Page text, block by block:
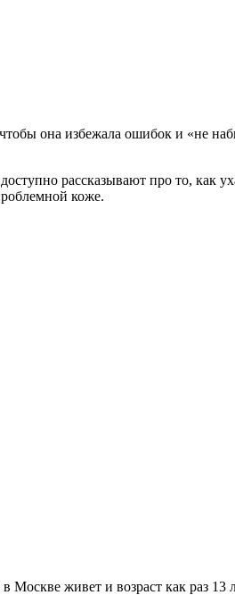
она избежала ошибок и «не
рассказывают про то, как
коже.
Москве живет и возраст как раз 13